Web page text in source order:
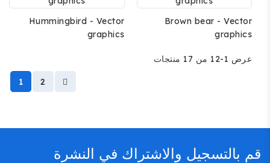
Brown bear - Vector
graphics
Hummingbird - Vector
graphics
عرض 1-12 من 17 منتجات
1 2
قم بالتسجيل والاشتراك في النشرة